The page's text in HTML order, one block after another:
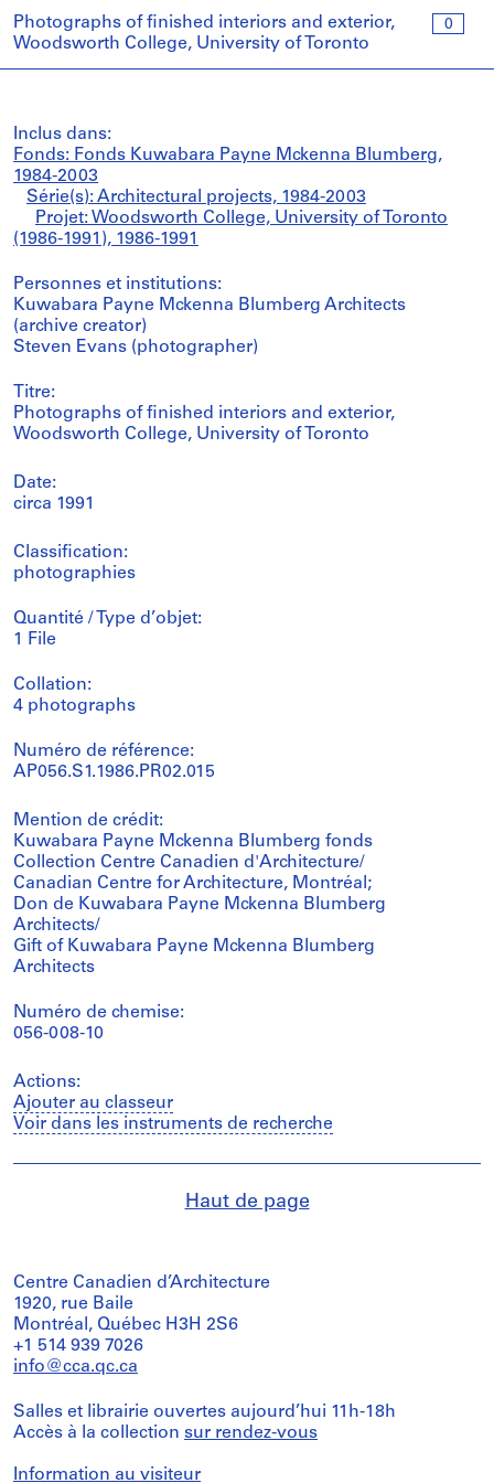
0
Photographs of finished interiors and exterior,
Woodsworth College, University of Toronto
Inclus dans:
Fonds: Fonds Kuwabara Payne Mckenna Blumberg,
1984-2003
Série(s): Architectural projects, 1984-2003
Projet: Woodsworth College, University of Toronto
(1986-1991), 1986-1991
Personnes et institutions:
Kuwabara Payne Mckenna Blumberg Architects
(archive creator)
Steven Evans (photographer)
Titre:
Photographs of finished interiors and exterior,
Woodsworth College, University of Toronto
Date:
circa 1991
Classification:
photographies
Quantité / Type d’objet:
1 File
Collation:
4 photographs
Numéro de référence:
AP056.S1.1986.PR02.015
Mention de crédit:
Kuwabara Payne Mckenna Blumberg fonds
Collection Centre Canadien d'Architecture/
Canadian Centre for Architecture, Montréal;
Don de Kuwabara Payne Mckenna Blumberg
Architects/
Gift of Kuwabara Payne Mckenna Blumberg
Architects
Numéro de chemise:
056-008-10
Actions:
Ajouter au classeur
Voir dans les instruments de recherche
Haut de page
Centre Canadien d’Architecture
1920, rue Baile
Montréal, Québec H3H 2S6
+1 514 939 7026
info@cca.qc.ca
Salles et librairie ouvertes aujourd’hui 11h-18h
Accès à la collection sur rendez-vous
Information au visiteur